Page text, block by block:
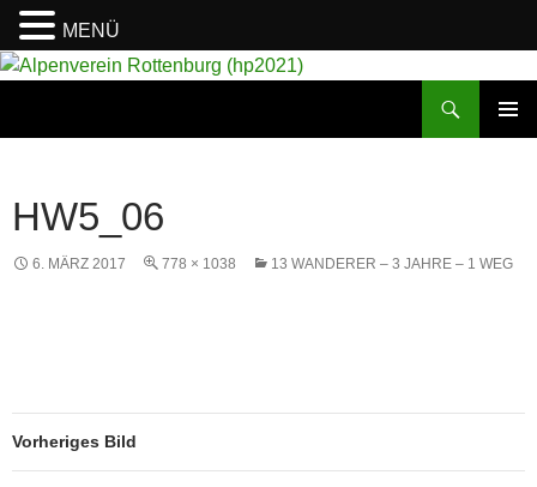
HW5_06
6. MÄRZ 2017 778 × 1038 13 WANDERER – 3 JAHRE – 1 WEG
Vorheriges Bild
MENÜ